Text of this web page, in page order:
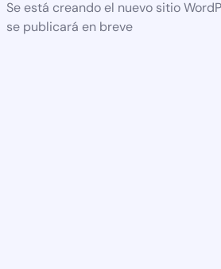
Se está creando el nuevo sitio
se publicará en breve